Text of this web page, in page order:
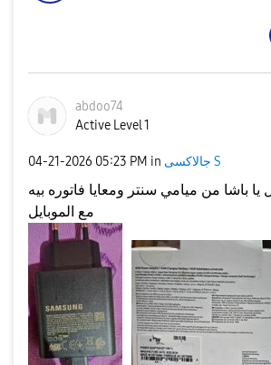
abdoo74
Active Level 1
‎04-21-2026 05:23 PM in جالاكسى S
يا باشا من ميامي سنتر ومعايا فاتوره بيه
مع الموبايل